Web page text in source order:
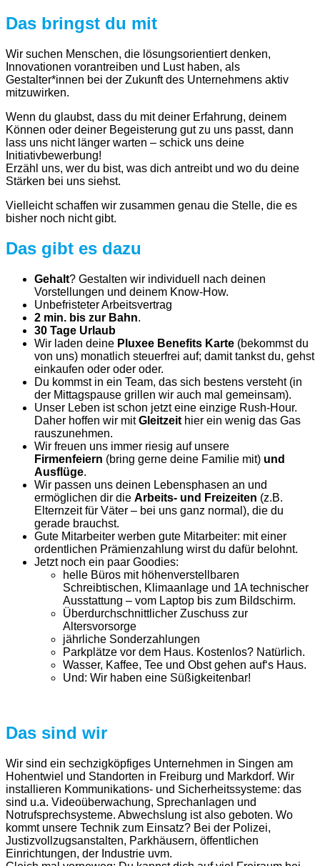
Das bringst du mit
Wir suchen Menschen, die lösungsorientiert denken,
Innovationen vorantreiben und Lust haben, als
Gestalter*innen bei der Zukunft des Unternehmens aktiv
mitzuwirken.
Wenn du glaubst, dass du mit deiner Erfahrung, deinem
Können oder deiner Begeisterung gut zu uns passt, dann
lass uns nicht länger warten – schick uns deine
Initiativbewerbung!
Erzähl uns, wer du bist, was dich antreibt und wo du deine
Stärken bei uns siehst.
Vielleicht schaffen wir zusammen genau die Stelle, die es
bisher noch nicht gibt.
Das gibt es dazu
Gehalt? Gestalten wir individuell nach deinen
Vorstellungen und deinem Know-How.
Unbefristeter Arbeitsvertrag
2 min. bis zur Bahn.
30 Tage Urlaub
Wir laden deine Pluxee Benefits Karte (bekommst du
von uns) monatlich steuerfrei auf; damit tankst du, gehst
einkaufen oder oder oder.
Du kommst in ein Team, das sich bestens versteht (in
der Mittagspause grillen wir auch mal gemeinsam).
Unser Leben ist schon jetzt eine einzige Rush-Hour.
Daher hoffen wir mitGleitzeit hier ein wenig das Gas
rauszunehmen.
Wir freuen uns immer riesig auf unsere
Firmenfeiern (bring gerne deine Familie mit) und
Ausflüge.
Wir passen uns deinen Lebensphasen an und
ermöglichen dir die Arbeits- und Freizeiten (z.B.
Elternzeit für Väter – bei uns ganz normal), die du
gerade brauchst.
Gute Mitarbeiter werben gute Mitarbeiter: mit einer
ordentlichen Prämienzahlung wirst du dafür belohnt.
Jetzt noch ein paar Goodies:
helle Büros mit höhenverstellbaren
Schreibtischen, Klimaanlage und 1A technischer
Ausstattung – vom Laptop bis zum Bildschirm.
Überdurchschnittlicher Zuschuss zur
Altersvorsorge
jährliche Sonderzahlungen
Parkplätze vor dem Haus. Kostenlos? Natürlich.
Wasser, Kaffee, Tee und Obst gehen auf‘s Haus.
Und: Wir haben eine Süßigkeitenbar!
Das sind wir
Wir sind ein sechzigköpfiges Unternehmen in Singen am
Hohentwiel und Standorten in Freiburg und Markdorf. Wir
installieren Kommunikations- und Sicherheitssysteme: das
sind u.a. Videoüberwachung, Sprechanlagen und
Notrufsprechsysteme. Abwechslung ist also geboten. Wo
kommt unsere Technik zum Einsatz? Bei der Polizei,
Justizvollzugsanstalten, Parkhäusern, öffentlichen
Einrichtungen, der Industrie uvm.